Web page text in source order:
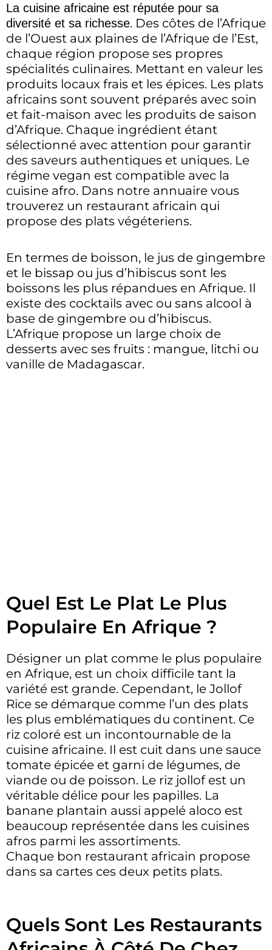
La cuisine africaine est réputée pour sa
diversité et sa richesse. Des côtes de l’Afrique
de l’Ouest aux plaines de l’Afrique de l’Est,
chaque région propose ses propres
spécialités culinaires. Mettant en valeur les
produits locaux frais et les épices. Les plats
africains sont souvent préparés avec soin
et fait-maison avec les produits de saison
d’Afrique. Chaque ingrédient étant
sélectionné avec attention pour garantir
des saveurs authentiques et uniques. Le
régime vegan est compatible avec la
cuisine afro. Dans notre annuaire vous
trouverez un restaurant africain qui
propose des plats végéteriens.
En termes de boisson, le jus de gingembre
et le bissap ou jus d’hibiscus sont les
boissons les plus répandues en Afrique. Il
existe des cocktails avec ou sans alcool à
base de gingembre ou d’hibiscus.
L’Afrique propose un large choix de
desserts avec ses fruits : mangue, litchi ou
vanille de Madagascar.
Quel Est Le Plat Le Plus
Populaire En Afrique ?
Désigner un plat comme le plus populaire
en Afrique, est un choix difficile tant la
variété est grande. Cependant, le Jollof
Rice se démarque comme l’un des plats
les plus emblématiques du continent. Ce
riz coloré est un incontournable de la
cuisine africaine. Il est cuit dans une sauce
tomate épicée et garni de légumes, de
viande ou de poisson. Le riz jollof est un
véritable délice pour les papilles. La
banane plantain aussi appelé aloco est
beaucoup représentée dans les cuisines
afros parmi les assortiments.
Chaque bon restaurant africain propose
dans sa cartes ces deux petits plats.
Quels Sont Les Restaurants